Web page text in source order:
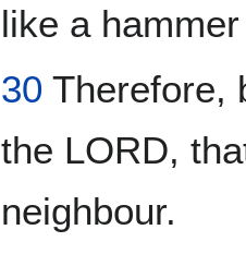
like a
30 Therefore,
the LORD,
neighbour.